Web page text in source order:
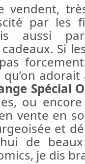
vendent,
par les
aussi
Si
Spécial
ou
vente en
et
de
je dis